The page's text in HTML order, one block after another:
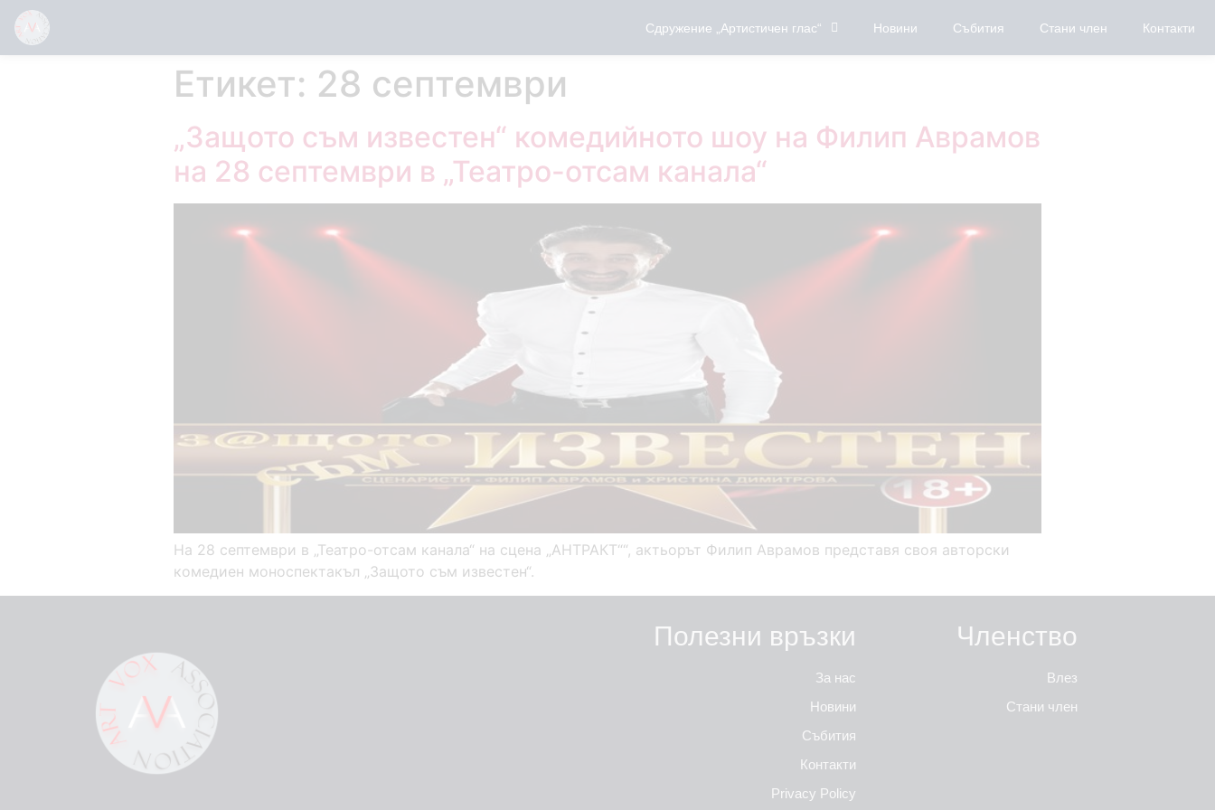
Сдружение „Артистичен глас“ Новини Събития Стани член Контакти
Етикет: 28 септември
„Защото съм известен“ комедийното шоу на Филип Аврамов
на 28 септември в „Театро-отсам канала“
На 28 септември в „Театро-отсам канала“ на сцена „АНТРАКТ““, актьорът Филип Аврамов представя своя авторски
комедиен моноспектакъл „Защото съм известен“.
Полезни връзки
За нас
Новини
Събития
Контакти
Privacy Policy
Членство
Влез
Стани член